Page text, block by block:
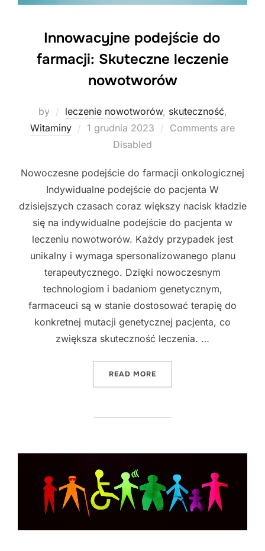
Innowacyjne podejście do
farmacji: Skuteczne leczenie
nowotworów
by leczenie nowotworów, skuteczność,
Witaminy
Posted
1 grudnia 2023
Comments are
Disabled
Nowoczesne podejście do farmacji onkologicznej
Indywidualne podejście do pacjenta W
dzisiejszych czasach coraz większy nacisk kładzie
się na indywidualne podejście do pacjenta w
leczeniu nowotworów. Każdy przypadek jest
unikalny i wymaga spersonalizowanego planu
terapeutycznego. Dzięki nowoczesnym
technologiom i badaniom genetycznym,
farmaceuci są w stanie dostosować terapię do
konkretnej mutacji genetycznej pacjenta, co
zwiększa skuteczność leczenia. …
READ MORE